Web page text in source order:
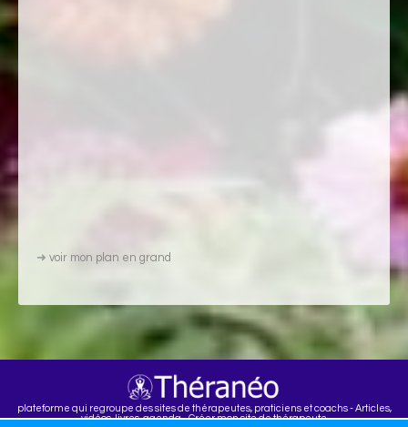
➜ voir mon plan en grand
plateforme qui regroupe des sites de thérapeutes, praticiens et coachs - Articles,
vidéos, livres, agenda - Créer mon site de thérapeute